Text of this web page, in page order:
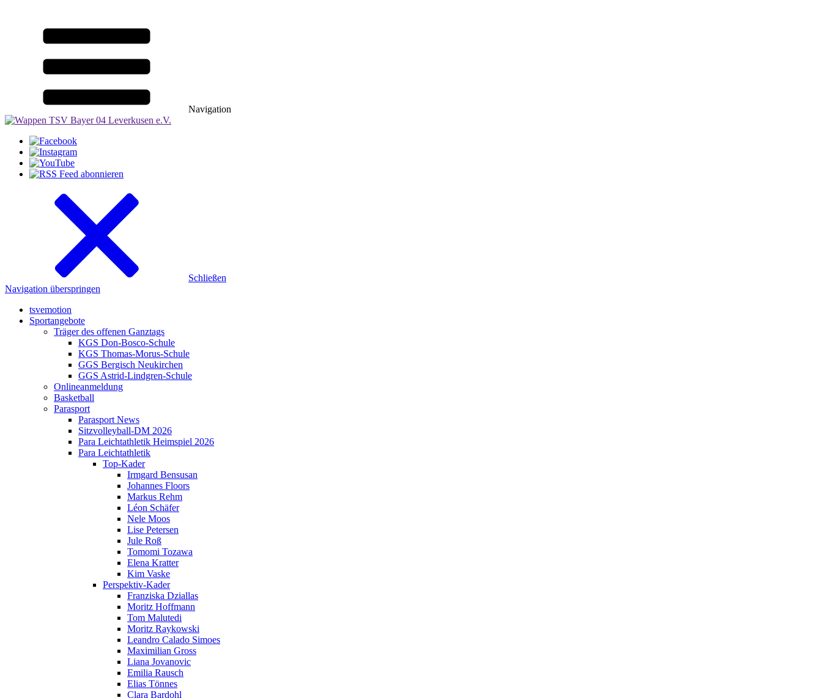
Navigation
Schließen
Navigation überspringen
tsvemotion
Sportangebote
Träger des offenen Ganztags
KGS Don-Bosco-Schule
KGS Thomas-Morus-Schule
GGS Bergisch Neukirchen
GGS Astrid-Lindgren-Schule
Onlineanmeldung
Basketball
Parasport
Parasport News
Sitzvolleyball-DM 2026
Para Leichtathletik Heimspiel 2026
Para Leichtathletik
Top-Kader
Irmgard Bensusan
Johannes Floors
Markus Rehm
Léon Schäfer
Nele Moos
Lise Petersen
Jule Roß
Tomomi Tozawa
Elena Kratter
Kim Vaske
Perspektiv-Kader
Franziska Dziallas
Moritz Hoffmann
Tom Malutedi
Moritz Raykowski
Leandro Calado Simoes
Maximilian Gross
Liana Jovanovic
Emilia Rausch
Elias Tönnes
Clara Bardohl